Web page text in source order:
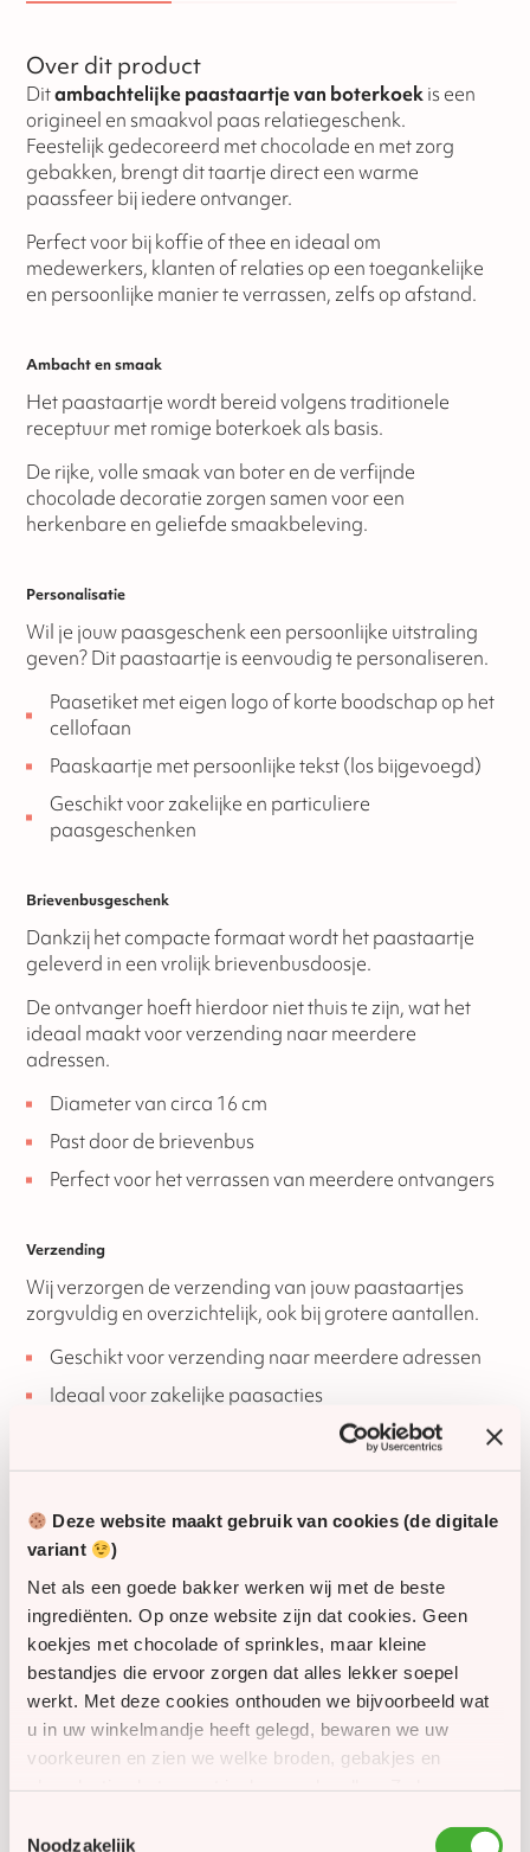
Deze website maakt gebruik van cookies (de digitale
variant
)
Net als een goede bakker werken wij met de beste
ingrediënten. Op onze website zijn dat cookies. Geen
koekjes met chocolade of sprinkles, maar kleine
bestandjes die ervoor zorgen dat alles lekker soepel
werkt. Met deze cookies onthouden we bijvoorbeeld wat
u in uw winkelmandje heeft gelegd, bewaren we uw
voorkeuren en zien we welke broden, gebakjes en
beter maken. Met uw toestemming gebruiken we
Noodzakelijk
Over dit product
Ditambachtelijke paastaartje van boterkoek is een
origineel en smaakvol paas relatiegeschenk.
Feestelijk gedecoreerd met chocolade en met zorg
gebakken, brengt dit taartje direct een warme
paassfeer bij iedere ontvanger.
Perfect voor bij koffie of thee en ideaal om
medewerkers, klanten of relaties op een toegankelijke
en persoonlijke manier te verrassen, zelfs op afstand.
Ambacht en smaak
Het paastaartje wordt bereid volgens traditionele
receptuur met romige boterkoek als basis.
De rijke, volle smaak van boter en de verfijnde
chocolade decoratie zorgen samen voor een
herkenbare en geliefde smaakbeleving.
Personalisatie
Wil je jouw paasgeschenk een persoonlijke uitstraling
geven? Dit paastaartje is eenvoudig te personaliseren.
Paasetiket met eigen logo of korte boodschap op het
cellofaan
Paaskaartje met persoonlijke tekst (los bijgevoegd)
Geschikt voor zakelijke en particuliere
paasgeschenken
Brievenbusgeschenk
Dankzij het compacte formaat wordt het paastaartje
geleverd in een vrolijk brievenbusdoosje.
De ontvanger hoeft hierdoor niet thuis te zijn, wat het
ideaal maakt voor verzending naar meerdere
adressen.
Diameter van circa 16 cm
Past door de brievenbus
Perfect voor het verrassen van meerdere ontvangers
Verzending
Wij verzorgen de verzending van jouw paastaartjes
zorgvuldig en overzichtelijk, ook bij grotere aantallen.
Geschikt voor verzending naar meerdere adressen
Ideaal voor zakelijke paasacties
Mogelijkheid tot offerte bij grotere bestellingen
Houdbaarheid
Glutenvrij Nee
Lactosevrij Nee
Vegan Nee
gecertificeerd)